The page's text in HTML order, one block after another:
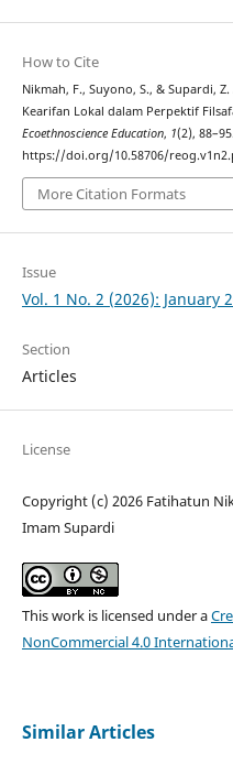
How to Cite
Nikmah, F., Suyono, S., & Supardi,
Kearifan Lokal dalam Perpektif
Ecoethnoscience Education, 1(2), 88–95.
https://doi.org/10.58706/
More Citation Formats
Issue
Vol. 1 No. 2 (2026): January
Section
Articles
License
Copyright (c) 2026 Fatihatun
Imam Supardi
This work is licensed under a
NonCommercial 4.0
Similar Articles